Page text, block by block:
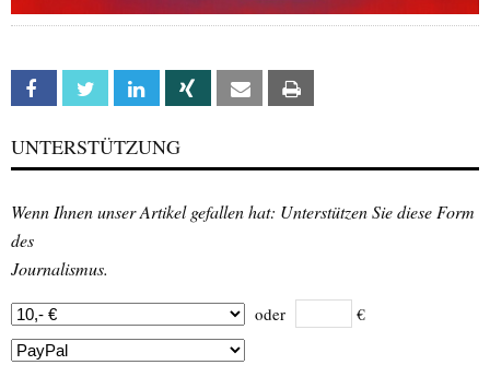
Facebook Twitter Linkedin Xing Email
UNTERSTÜTZUNG
Wenn Ihnen unser Artikel gefallen hat: Unterstützen Sie diese Form
des
Journalismus.
oder €